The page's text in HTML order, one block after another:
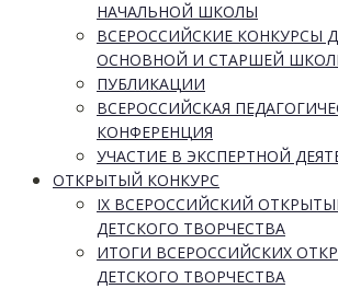
НАЧАЛЬНОЙ ШКОЛЫ
ВСЕРОССИЙСКИЕ КОНКУРСЫ
ОСНОВНОЙ И СТАРШЕЙ
ПУБЛИКАЦИИ
ВСЕРОССИЙСКАЯ
КОНФЕРЕНЦИЯ
УЧАСТИЕ В ЭКСПЕРТНОЙ
ОТКРЫТЫЙ КОНКУРС
IX ВСЕРОССИЙСКИЙ
ДЕТСКОГО ТВОРЧЕСТВА
ИТОГИ ВСЕРОССИЙСКИХ
ДЕТСКОГО ТВОРЧЕСТВА